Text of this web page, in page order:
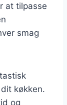
at tilpasse
smag
køkken.
og